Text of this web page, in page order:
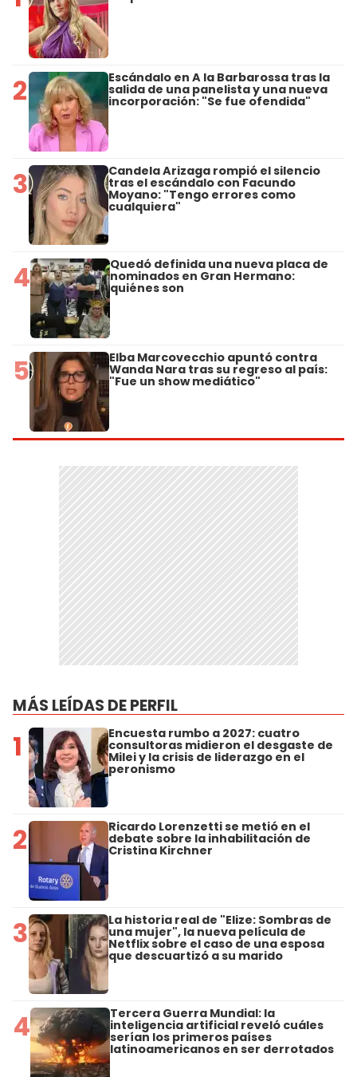
2 Escándalo en A la Barbarossa tras la
salida de una panelista y una nueva
incorporación: "Se fue ofendida"
3 Candela Arizaga rompió el silencio
tras el escándalo con Facundo
Moyano: "Tengo errores como
cualquiera"
4 Quedó definida una nueva placa de
nominados en Gran Hermano:
quiénes son
5 Elba Marcovecchio apuntó contra
Wanda Nara tras su regreso al país:
"Fue un show mediático"
MÁS LEÍDAS DE PERFIL
1 Encuesta rumbo a 2027: cuatro
consultoras midieron el desgaste de
Milei y la crisis de liderazgo en el
peronismo
2 Ricardo Lorenzetti se metió en el
debate sobre la inhabilitación de
Cristina Kirchner
3 La historia real de "Elize: Sombras de
una mujer", la nueva película de
Netflix sobre el caso de una esposa
que descuartizó a su marido
4 Tercera Guerra Mundial: la
inteligencia artificial reveló cuáles
serían los primeros países
latinoamericanos en ser derrotados